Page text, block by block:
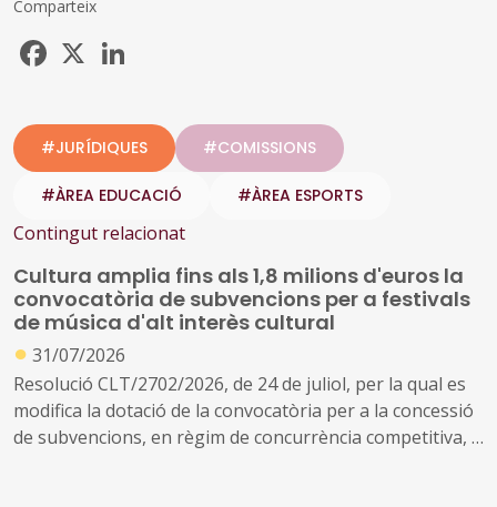
Comparteix
Facebook
#JURÍDIQUES #COMISSIONS
#ÀREA EDUCACIÓ #ÀREA ESPORTS
Contingut relacionat
Cultura amplia fins als 1,8 milions d'euros la
convocatòria de subvencions per a festivals
de música d'alt interès cultural
● 31/07/2026
Resolució CLT/2702/2026, de 24 de juliol, per la qual es
modifica la dotació de la convocatòria per a la concessió
de subvencions, en règim de concurrència competitiva, a